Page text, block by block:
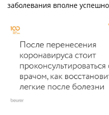
заболевания вполне